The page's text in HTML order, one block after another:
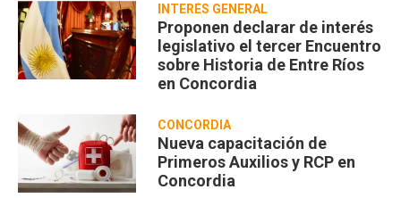
INTERÉS GENERAL
Proponen declarar de interés
legislativo el tercer Encuentro
sobre Historia de Entre Ríos
en Concordia
CONCORDIA
Nueva capacitación de
Primeros Auxilios y RCP en
Concordia